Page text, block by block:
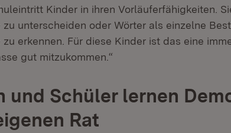
Kinder in ihren Vorläuferfähigkeiten.
unterscheiden oder Wörter als einzelne
erkennen. Für diese Kinder ist das eine
gut mitzukommen.“
und Schüler lernen
Rat